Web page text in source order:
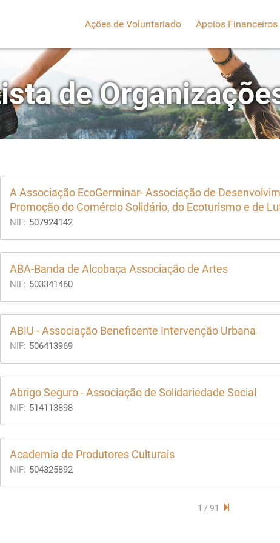
Ações de Voluntariado
Apoios Financeiros
de
A Associação EcoGerminar- Associação de
Promoção do Comércio Solidário, do Ecoturismo e de
NIF: 507924142
ABA-Banda de Alcobaça Associação de Artes
NIF: 503341460
ABIU - Associação Beneficente Intervenção Urbana
NIF: 506413969
Abrigo Seguro - Associação de Solidariedade Social
NIF: 514113898
Academia de Produtores Culturais
NIF: 504325892
1 / 91